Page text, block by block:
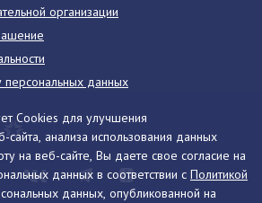
Cookies для улучшения
сайта, анализа использования данных
на веб-сайте, Вы даете свое согласие на
данных в соответствии с Политикой
данных, опубликованной на
организации
персональных данных